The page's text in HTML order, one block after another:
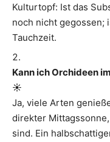
Kulturtopf: Ist das
noch nicht gegossen;
Tauchzeit.
Kann ich Orchideen
☀️
Ja, viele Arten
direkter
sind. Ein